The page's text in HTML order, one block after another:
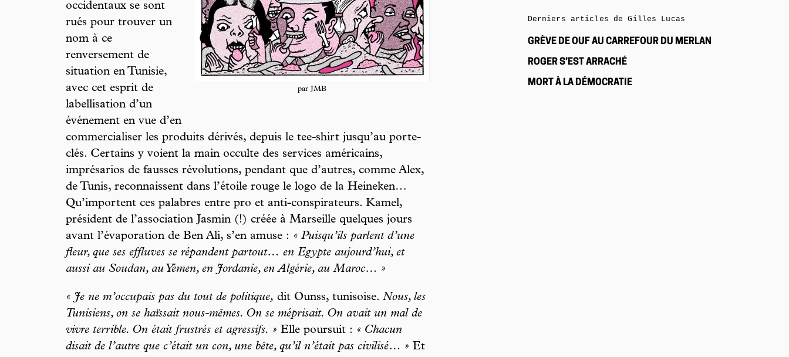
par JMB
occidentaux se sont
rués pour trouver un
nom à ce
renversement de
situation en Tunisie,
avec cet esprit de
labellisation d’un
événement en vue d’en
commercialiser les produits dérivés, depuis le tee-shirt jusqu’au porte-
clés. Certains y voient la main occulte des services américains,
imprésarios de fausses révolutions, pendant que d’autres, comme Alex,
de Tunis, reconnaissent dans l’étoile rouge le logo de la Heineken…
Qu’importent ces palabres entre pro et anti-conspirateurs. Kamel,
président de l’association Jasmin (!) créée à Marseille quelques jours
avant l’évaporation de Ben Ali, s’en amuse : « Puisqu’ils parlent d’une
fleur, que ses effluves se répandent partout… en Egypte aujourd’hui, et
aussi au Soudan, au Yémen, en Jordanie, en Algérie, au Maroc… »
« Je ne m’occupais pas du tout de politique, dit Ounss, tunisoise. Nous, les
Tunisiens, on se haïssait nous-mêmes. On se méprisait. On avait un mal de
vivre terrible. On était frustrés et agressifs. » Elle poursuit : « Chacun
disait de l’autre que c’était un con, une bête, qu’il n’était pas civilisé… » Et
Derniers articles de Gilles Lucas
GRÈVE DE OUF AU CARREFOUR DU MERLAN
ROGER S’EST ARRACHÉ
MORT À LA DÉMOCRATIE